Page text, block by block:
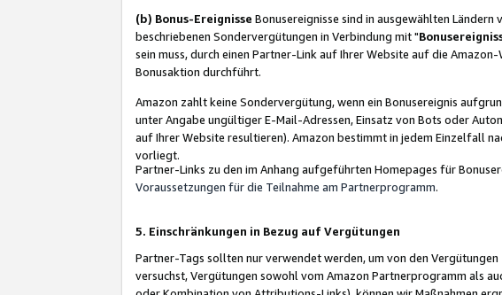
(b) Bonus-Ereignisse Bonusereignisse sind in ausgewählten Ländern
beschriebenen Sondervergütungen in Verbindung mit "
sein muss, durch einen Partner-Link auf Ihrer Website auf die
Bonusaktion durchführt.
Amazon zahlt keine Sondervergütung, wenn ein Bonusereignis
unter Angabe ungültiger E-Mail-Adressen, Einsatz von Bots oder
auf Ihrer Website resultieren). Amazon bestimmt in jedem Einzelfall
vorliegt.
Partner-Links zu den im Anhang aufgeführten Homepages für
Voraussetzungen für die Teilnahme am Partnerprogramm.
5. Einschränkungen in Bezug auf Vergütungen
Partner-Tags sollten nur verwendet werden, um von den
versuchst, Vergütungen sowohl vom Amazon Partnerprogramm als